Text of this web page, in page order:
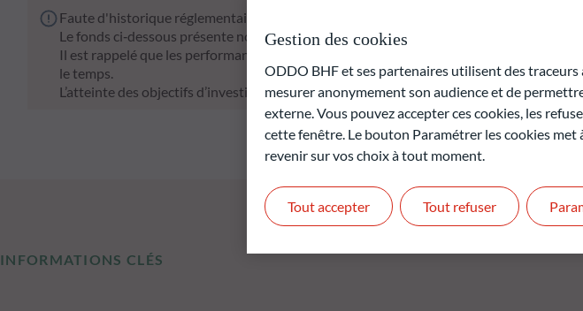
Faute d'historique réglementaire suffisant, la performance passée ne peut être diffusée.
Le fonds ci‑dessous présente notamment un risque de perte en capital.
Il est rappelé que les performances passées ne préjugent pas des performances futures
le temps.
L’atteinte des objectifs d’investissement ne peut être garantie.
INFORMATIONS CLÉS
Gestion des cookies
ODDO BHF et ses partenaires utilisent des
mesurer anonymement son audience et de
externe. Vous pouvez accepter ces cookies, les
cette fenêtre. Le bouton Paramétrer les cookies
revenir sur vos choix à tout moment.
Tout refuser
Tout accepter